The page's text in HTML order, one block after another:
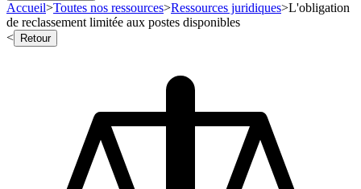
Accueil>Toutes nos ressources>Ressources juridiques>L'obligation
de reclassement limitée aux postes disponibles
<
Retour